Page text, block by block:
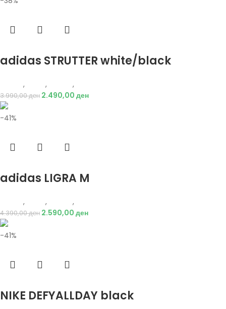
adidas STRUTTER white/black
, , ,
3.990,00ден 2.490,00 ден
-41%
adidas LIGRA M
, , ,
4.390,00ден 2.590,00 ден
-41%
NIKE DEFYALLDAY black